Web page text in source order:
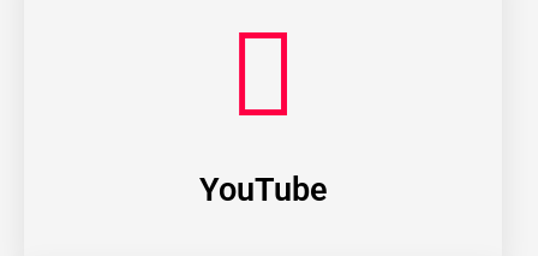
YouTube